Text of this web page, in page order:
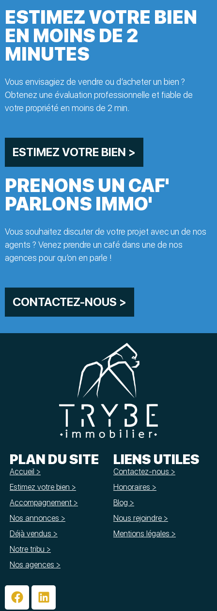
PRENONS UN CAF'
PARLONS IMMO'
Vous souhaitez discuter de votre projet avec un de nos
agents ? Venez prendre un café dans une de nos
agences pour qu’on en parle !
CONTACTEZ-NOUS >
ESTIMEZ VOTRE BIEN
EN MOINS DE 2
MINUTES
Vous envisagiez de vendre ou d’acheter un bien ?
Obtenez une évaluation professionnelle et fiable de
votre propriété en moins de 2 min.
ESTIMEZ VOTRE BIEN >
PLAN DU SITE
Accueil >
Estimez votre bien >
Accompagnement >
Nos annonces >
Déjà vendus >
Notre tribu >
Nos agences >
LIENS UTILES
Contactez-nous >
Honoraires >
Blog >
Nous rejoindre >
Mentions légales >